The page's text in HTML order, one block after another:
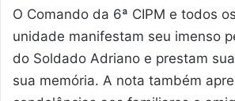
O Comando da 6ª CIPM e todos
unidade manifestam seu imenso
do Soldado Adriano e prestam
sua memória. A nota também